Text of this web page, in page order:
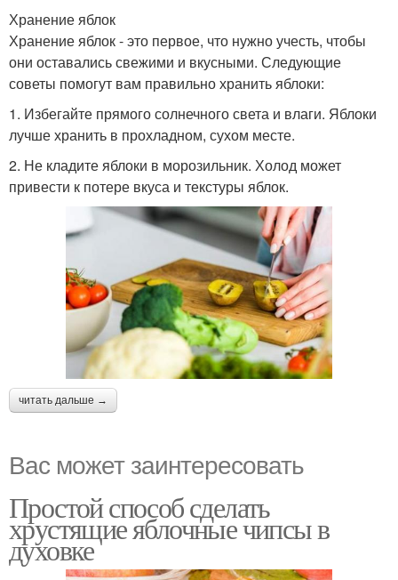
Хранение яблок
Хранение яблок - это первое, что нужно учесть, чтобы
они оставались свежими и вкусными. Следующие
советы помогут вам правильно хранить яблоки:
1. Избегайте прямого солнечного света и влаги. Яблоки
лучше хранить в прохладном, сухом месте.
2. Не кладите яблоки в морозильник. Холод может
привести к потере вкуса и текстуры яблок.
читать дальше →
Вас может заинтересовать
Простой способ сделать
хрустящие яблочные чипсы в
духовке